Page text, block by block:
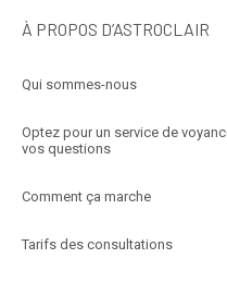
À PROPOS D’ASTROCLAIR
Qui sommes-nous
Optez pour un service de
vos questions
Comment ça marche
Tarifs des consultations